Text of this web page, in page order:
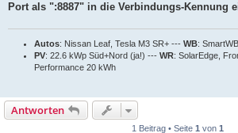
Port als ":8887" in die Verbindungs-Kennung
Autos: Nissan Leaf, Tesla M3 SR+ --- WB:
PV: 22.6 kWp Süd+Nord (ja!) --- WR: SolarEdge,
Performance 20 kWh
Antworten
1 Beitrag • Seite 1 von 1